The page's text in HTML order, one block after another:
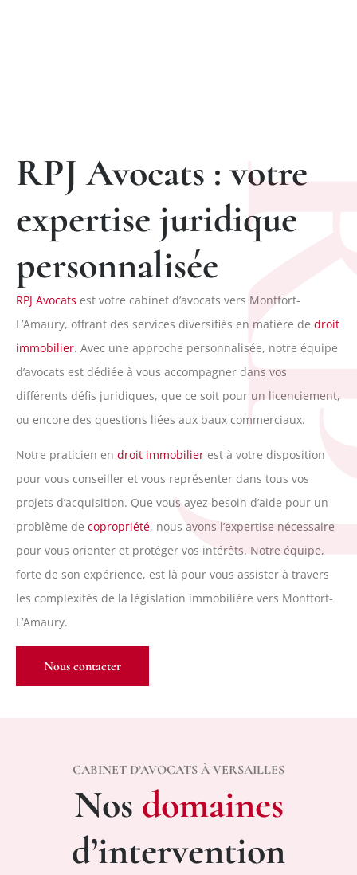
RPJ Avocats : votre
expertise juridique
personnalisée
RPJ Avocats est votre cabinet d’avocats vers Montfort-
L’Amaury, offrant des services diversifiés en matière de droit
immobilier. Avec une approche personnalisée, notre équipe
d’avocats est dédiée à vous accompagner dans vos
différents défis juridiques, que ce soit pour un licenciement,
ou encore des questions liées aux baux commerciaux.
Notre praticien en droit immobilier est à votre disposition
pour vous conseiller et vous représenter dans tous vos
projets d’acquisition. Que vous ayez besoin d’aide pour un
problème de copropriété, nous avons l’expertise nécessaire
pour vous orienter et protéger vos intérêts. Notre équipe,
forte de son expérience, est là pour vous assister à travers
les complexités de la législation immobilière vers Montfort-
L’Amaury.
Nous contacter
CABINET D’AVOCATS À VERSAILLES
Nos domaines
d’intervention